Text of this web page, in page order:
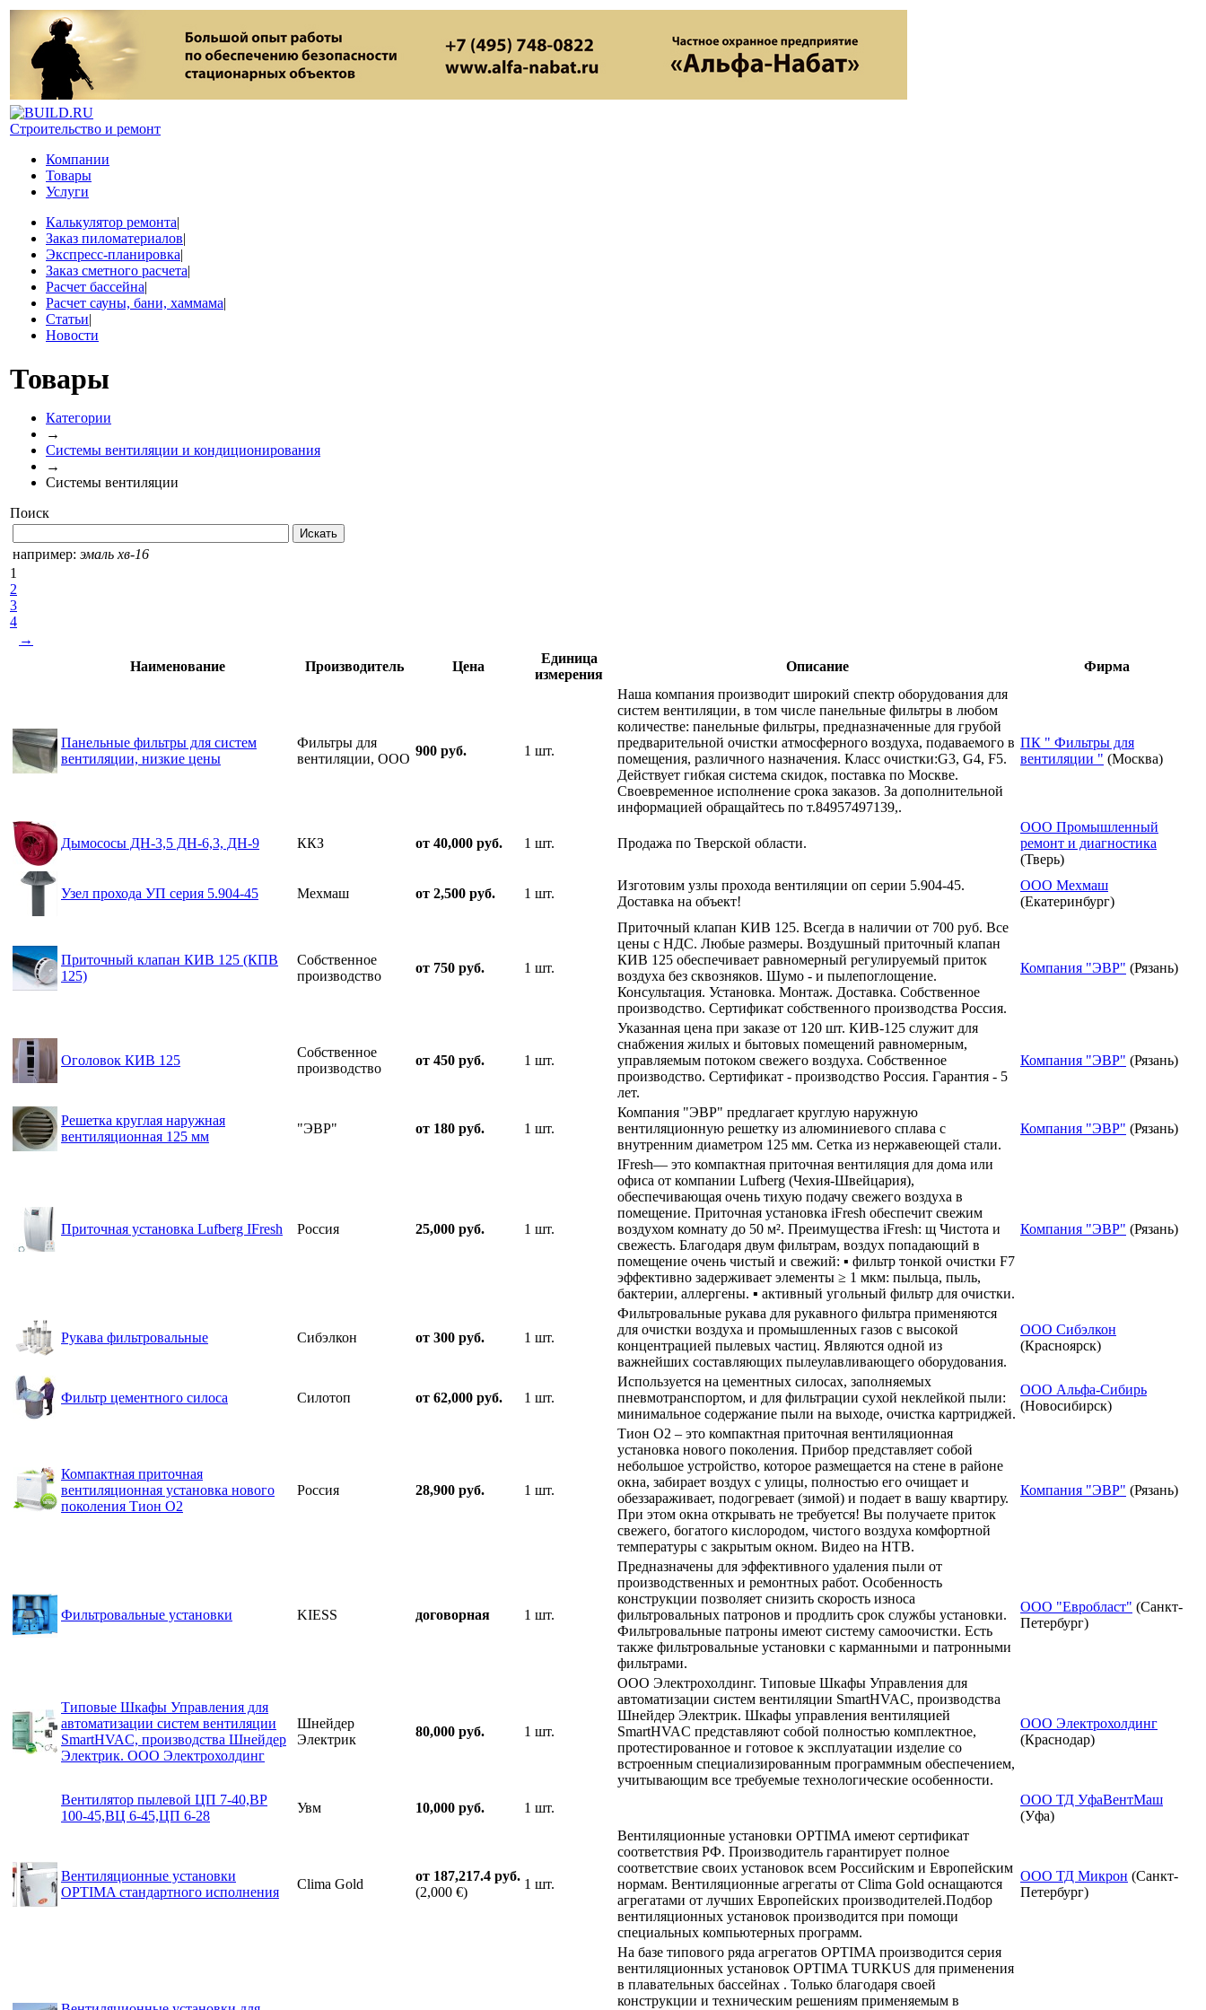
Строительство и ремонт
Компании
Товары
Услуги
Калькулятор ремонта|
Заказ пиломатериалов|
Экспресс-планировка|
Заказ сметного расчета|
Расчет бассейна|
Расчет сауны, бани, хаммама|
Статьи|
Новости
Товары
Категории
→
Системы вентиляции и кондиционирования
→
Системы вентиляции
Поиск
например: эмаль хв-16
1
2
3
4
→
Наименование
Производитель Цена
Единица
измерения
Описание Фирма
Панельные фильтры для систем
вентиляции, низкие цены
Фильтры для
вентиляции, ООО
900 руб. 1 шт.
Наша компания производит широкий спектр оборудования для
систем вентиляции, в том числе панельные фильтры в любом
количестве: панельные фильтры, предназначенные для грубой
предварительной очистки атмосферного воздуха, подаваемого в
помещения, различного назначения. Класс очистки:G3, G4, F5.
Действует гибкая система скидок, поставка по Москве.
Своевременное исполнение срока заказов. За дополнительной
информацией обращайтесь по т.84957497139,.
ПК " Фильтры для
вентиляции " (Москва)
Дымососы ДН-3,5 ДН-6,3, ДН-9 ККЗ от 40,000 руб. 1 шт. Продажа по Тверской области.
ООО Промышленный
ремонт и диагностика
(Тверь)
Узел прохода УП серия 5.904-45 Мехмаш от 2,500 руб. 1 шт.
Изготовим узлы прохода вентиляции оп серии 5.904-45.
Доставка на объект!
ООО Мехмаш
(Екатеринбург)
Приточный клапан КИВ 125 (КПВ
125)
Собственное
производство
от 750 руб. 1 шт.
Приточный клапан КИВ 125. Всегда в наличии от 700 руб. Все
цены с НДС. Любые размеры. Воздушный приточный клапан
КИВ 125 обеспечивает равномерный регулируемый приток
воздуха без сквозняков. Шумо - и пылепоглощение.
Консультация. Установка. Монтаж. Доставка. Собственное
производство. Сертификат собственного производства Россия.
Компания "ЭВР" (Рязань)
Оголовок КИВ 125
Собственное
производство
от 450 руб. 1 шт.
Указанная цена при заказе от 120 шт. КИВ-125 служит для
снабжения жилых и бытовых помещений равномерным,
управляемым потоком свежего воздуха. Собственное
производство. Сертификат - производство Россия. Гарантия - 5
лет.
Компания "ЭВР" (Рязань)
Решетка круглая наружная
вентиляционная 125 мм
"ЭВР" от 180 руб. 1 шт.
Компания "ЭВР" предлагает круглую наружную
вентиляционную решетку из алюминиевого сплава с
внутренним диаметром 125 мм. Сетка из нержавеющей стали.
Компания "ЭВР" (Рязань)
Приточная установка Lufberg IFresh Россия 25,000 руб. 1 шт.
IFresh— это компактная приточная вентиляция для дома или
офиса от компании Lufberg (Чехия-Швейцария),
обеспечивающая очень тихую подачу свежего воздуха в
помещение. Приточная установка iFresh обеспечит свежим
воздухом комнату до 50 м². Преимущества iFresh: щ Чистота и
свежесть. Благодаря двум фильтрам, воздух попадающий в
помещение очень чистый и свежий: ▪ фильтр тонкой очистки F7
эффективно задерживает элементы ≥ 1 мкм: пыльца, пыль,
бактерии, аллергены. ▪ активный угольный фильтр для очистки.
Компания "ЭВР" (Рязань)
Рукава фильтровальные Сибэлкон от 300 руб. 1 шт.
Фильтровальные рукава для рукавного фильтра применяются
для очистки воздуха и промышленных газов с высокой
концентрацией пылевых частиц. Являются одной из
важнейших составляющих пылеулавливающего оборудования.
ООО Сибэлкон
(Красноярск)
Фильтр цементного силоса Силотоп от 62,000 руб. 1 шт.
Используется на цементных силосах, заполняемых
пневмотранспортом, и для фильтрации сухой неклейкой пыли:
минимальное содержание пыли на выходе, очистка картриджей.
ООО Альфа-Сибирь
(Новосибирск)
Компактная приточная
вентиляционная установка нового
поколения Тион О2
Россия 28,900 руб. 1 шт.
Тион О2 – это компактная приточная вентиляционная
установка нового поколения. Прибор представляет собой
небольшое устройство, которое размещается на стене в районе
окна, забирает воздух с улицы, полностью его очищает и
обеззараживает, подогревает (зимой) и подает в вашу квартиру.
При этом окна открывать не требуется! Вы получаете приток
свежего, богатого кислородом, чистого воздуха комфортной
температуры с закрытым окном. Видео на НТВ.
Компания "ЭВР" (Рязань)
Фильтровальные установки KIESS договорная 1 шт.
Предназначены для эффективного удаления пыли от
производственных и ремонтных работ. Особенность
конструкции позволяет снизить скорость износа
фильтровальных патронов и продлить срок службы установки.
Фильтровальные патроны имеют систему самоочистки. Есть
также фильтровальные установки с карманными и патронными
фильтрами.
ООО "Евробласт" (Санкт-
Петербург)
Типовые Шкафы Управления для
автоматизации систем вентиляции
SmartHVAC, производства Шнейдер
Электрик. ООО Электрохолдинг
Шнейдер
Электрик
80,000 руб. 1 шт.
ООО Электрохолдинг. Типовые Шкафы Управления для
автоматизации систем вентиляции SmartHVAC, производства
Шнейдер Электрик. Шкафы управления вентиляцией
SmartHVAC представляют собой полностью комплектное,
протестированное и готовое к эксплуатации изделие со
встроенным специализированным программным обеспечением,
учитывающим все требуемые технологические особенности.
ООО Электрохолдинг
(Краснодар)
Вентилятор пылевой ЦП 7-40,ВР
100-45,ВЦ 6-45,ЦП 6-28
Увм 10,000 руб. 1 шт.
ООО ТД УфаВентМаш
(Уфа)
Вентиляционные установки
OPTIMA стандартного исполнения
Clima Gold
от 187,217.4 руб.
(2,000 €)
1 шт.
Вентиляционные установки OPTIMA имеют сертификат
соответствия РФ. Производитель гарантирует полное
соответствие своих установок всем Российским и Европейским
нормам. Вентиляционные агрегаты от Clima Gold оснащаются
агрегатами от лучших Европейских производителей.Подбор
вентиляционных установок производится при помощи
специальных компьютерных программ.
ООО ТД Микрон (Санкт-
Петербург)
На базе типового ряда агрегатов OPTIMA производится серия
вентиляционных установок OPTIMA TURKUS для применения
в плавательных бассейнах . Только благодаря своей
конструкции и техническим решениям применяемым в